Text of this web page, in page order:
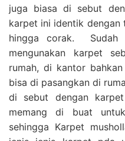
juga biasa di sebut
karpet ini identik
hingga corak. Sudah
mengunakan karpet
rumah, di kantor
bisa di pasangkan di
di sebut dengan
memang di buat
sehingga Karpet